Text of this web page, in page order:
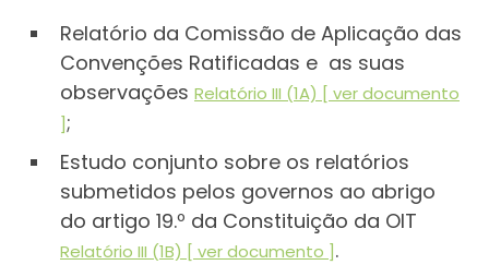
Relatório da Comissão de Aplicação das
Convenções Ratificadas e as suas
observações Relatório III (1A) [ ver documento
];
Estudo conjunto sobre os relatórios
submetidos pelos governos ao abrigo
do artigo 19.º da Constituição da OIT
Relatório III (1B) [ ver documento ].